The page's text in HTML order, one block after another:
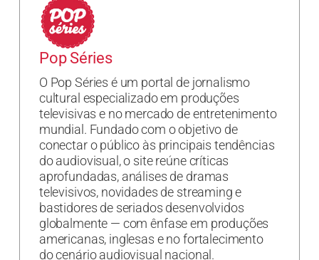
Pop Séries
O Pop Séries é um portal de jornalismo
cultural especializado em produções
televisivas e no mercado de entretenimento
mundial. Fundado com o objetivo de
conectar o público às principais tendências
do audiovisual, o site reúne críticas
aprofundadas, análises de dramas
televisivos, novidades de streaming e
bastidores de seriados desenvolvidos
globalmente — com ênfase em produções
americanas, inglesas e no fortalecimento
do cenário audiovisual nacional.